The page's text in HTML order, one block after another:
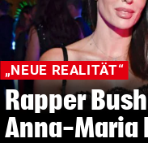
„NEUE REALITÄT“
Rapper
Anna-Maria